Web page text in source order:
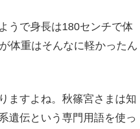
うで身長は180センチで体
体重はそんなに軽かったん
ますよね。秋篠宮さまは知
遺伝という専門用語を使っ